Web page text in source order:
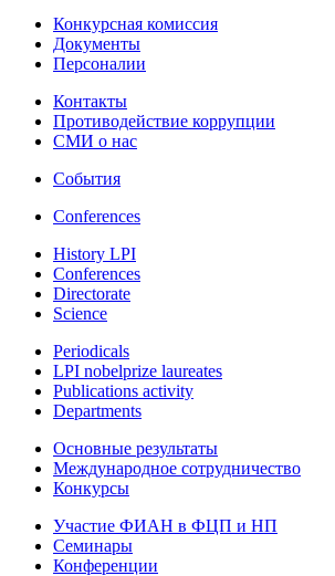
Конкурсная комиссия
Документы
Персоналии
Контакты
Противодействие коррупции
СМИ о нас
События
Conferences
History LPI
Conferences
Directorate
Science
Periodicals
LPI nobelprize laureates
Publications activity
Departments
Основные результаты
Международное сотрудничество
Конкурсы
Участие ФИАН в ФЦП и НП
Семинары
Конференции